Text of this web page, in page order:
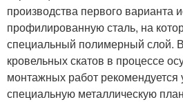
производства первого варианта
профилированную сталь, на
специальный полимерный слой.
кровельных скатов в процессе
монтажных работ рекомендуется
специальную металлическую